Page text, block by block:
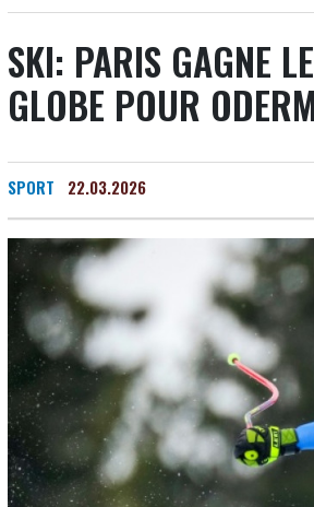
SKI: PARIS GAGNE
GLOBE POUR
SPORT 22.03.2026